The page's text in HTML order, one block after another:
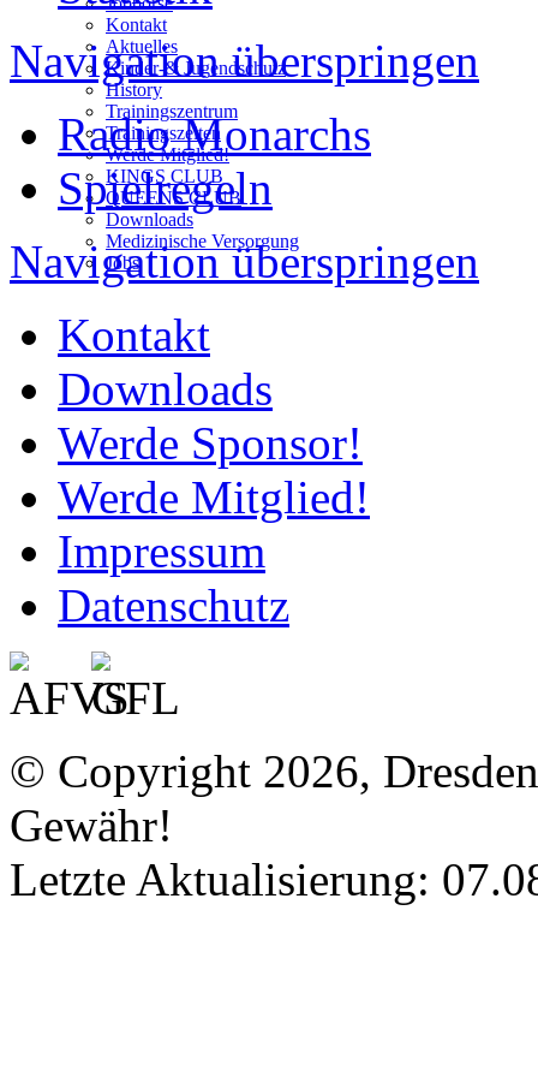
Kontakt
Aktuelles
Kinder-& Jugendschutz
History
Trainingszentrum
Trainingszeiten
Werde Mitglied!
KINGS CLUB
QUEENS CLUB
Downloads
Medizinische Versorgung
Jobs
Navigation überspringen
Radio Monarchs
Spielregeln
Navigation überspringen
Kontakt
Downloads
Werde Sponsor!
Werde Mitglied!
Impressum
Datenschutz
© Copyright 2026,
Gewähr!
Letzte Aktualisierung: